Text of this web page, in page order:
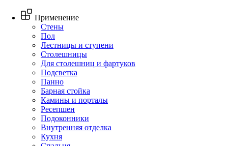
Применение
Стены
Пол
Лестницы и ступени
Столешницы
Для столешниц и фартуков
Подсветка
Панно
Барная стойка
Камины и порталы
Ресепшен
Подоконники
Внутренняя отделка
Кухня